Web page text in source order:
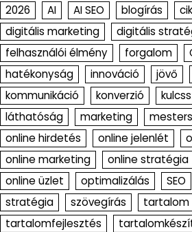
2026 AI AI SEO blogírás
digitális marketing
digitális
felhasználói élmény
forgalom
hatékonyság
innováció jövő
kommunikáció
konverzió
láthatóság
marketing
online hirdetés
online jelenlét
online marketing
online stratégia
online üzlet
optimalizálás SEO
stratégia
szövegírás
tartalom
tartalomfejlesztés